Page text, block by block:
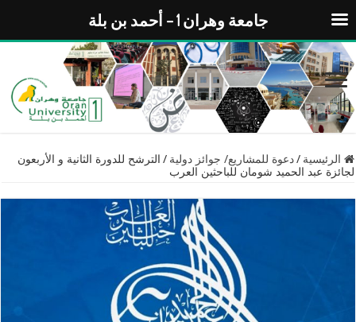
الرئيسية / دعوة للمشاريع/ جوائز دولية / الترشح للدورة الثانية و الأربعون
لجائزة عبد الحميد شومان للباحثين العرب
جامعة وهران 1 – أحمد بن بلة